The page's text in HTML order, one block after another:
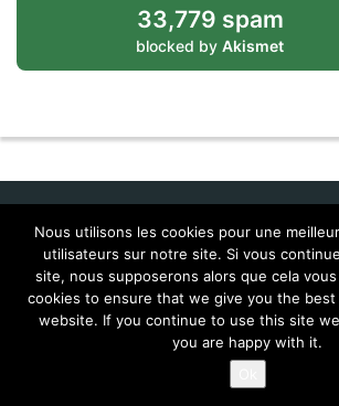
33,779 spam
blocked by Akismet
Idol Corporate
Contacts Feral Interactive
Lingua Franca , tous droits réservés
Nous utilisons les cookies pour une
utilisateurs sur notre site. Si vous
site, nous supposerons alors que cela
cookies to ensure that we give you the
website. If you continue to use this site
you are happy with it.